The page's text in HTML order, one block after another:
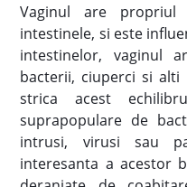
Vaginul are
intestinele, si este
intestinelor, vaginul
bacterii, ciuperci si alti
strica acest
suprapopulare de
intrusi, virusi sau
interesanta a acestor